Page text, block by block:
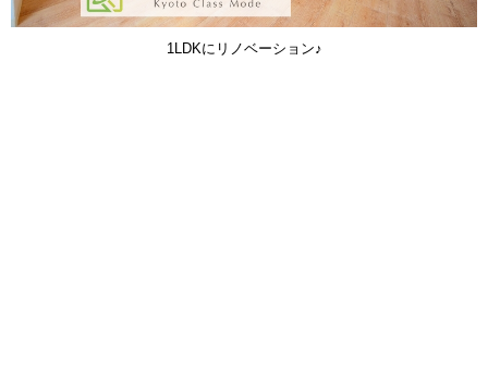
1LDKにリノベーション♪